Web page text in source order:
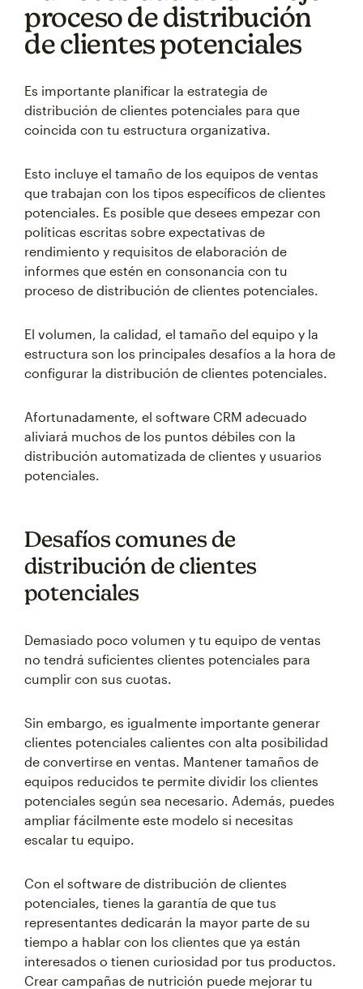
proceso de distribución
de clientes potenciales
Es importante planificar la estrategia de
distribución de clientes potenciales para que
coincida con tu estructura organizativa.
Esto incluye el tamaño de los equipos de ventas
que trabajan con los tipos específicos de clientes
potenciales. Es posible que desees empezar con
políticas escritas sobre expectativas de
rendimiento y requisitos de elaboración de
informes que estén en consonancia con tu
proceso de distribución de clientes potenciales.
El volumen, la calidad, el tamaño del equipo y la
estructura son los principales desafíos a la hora de
configurar la distribución de clientes potenciales.
Afortunadamente, el software CRM adecuado
aliviará muchos de los puntos débiles con la
distribución automatizada de clientes y usuarios
potenciales.
Desafíos comunes de
distribución de clientes
potenciales
Demasiado poco volumen y tu equipo de ventas
no tendrá suficientes clientes potenciales para
cumplir con sus cuotas.
Sin embargo, es igualmente importante generar
clientes potenciales calientes con alta posibilidad
de convertirse en ventas. Mantener tamaños de
equipos reducidos te permite dividir los clientes
potenciales según sea necesario. Además, puedes
ampliar fácilmente este modelo si necesitas
escalar tu equipo.
Con el software de distribución de clientes
potenciales, tienes la garantía de que tus
representantes dedicarán la mayor parte de su
tiempo a hablar con los clientes que ya están
interesados o tienen curiosidad por tus productos.
Crear campañas de nutrición puede mejorar tu